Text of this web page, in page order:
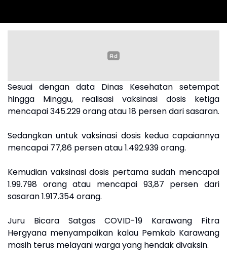
Sesuai dengan data Dinas Kesehatan setempat
hingga Minggu, realisasi vaksinasi dosis ketiga
mencapai 345.229 orang atau 18 persen dari sasaran.
Sedangkan untuk vaksinasi dosis kedua capaiannya
mencapai 77,86 persen atau 1.492.939 orang.
Kemudian vaksinasi dosis pertama sudah mencapai
1.99.798 orang atau mencapai 93,87 persen dari
sasaran 1.917.354 orang.
Juru Bicara Satgas COVID-19 Karawang Fitra
Hergyana menyampaikan kalau Pemkab Karawang
masih terus melayani warga yang hendak divaksin.